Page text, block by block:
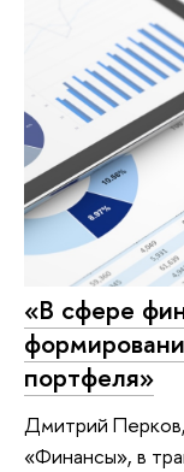
«В сфере
портфеля»
Дмитрий
«Финансы», в